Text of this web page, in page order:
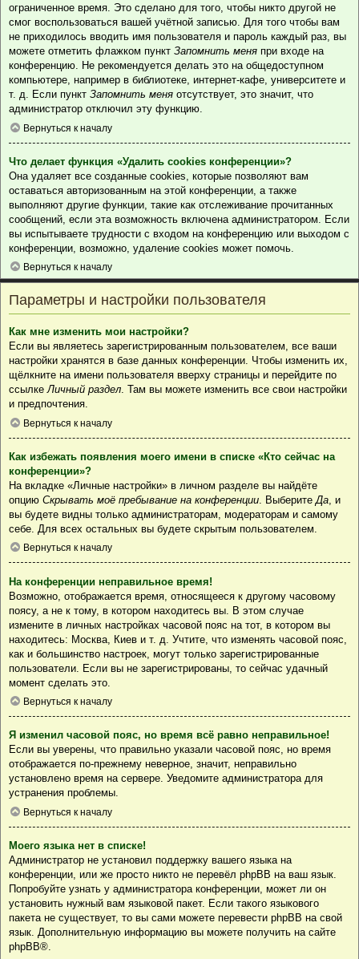
ограниченное время. Это сделано для того, чтобы никто другой не
смог воспользоваться вашей учётной записью. Для того чтобы вам
не приходилось вводить имя пользователя и пароль каждый раз, вы
можете отметить флажком пункт Запомнить меня при входе на
конференцию. Не рекомендуется делать это на общедоступном
компьютере, например в библиотеке, интернет-кафе, университете и
т. д. Если пункт Запомнить меня отсутствует, это значит, что
администратор отключил эту функцию.
Вернуться к началу
Что делает функция «Удалить cookies конференции»?
Она удаляет все созданные cookies, которые позволяют вам
оставаться авторизованным на этой конференции, а также
выполняют другие функции, такие как отслеживание прочитанных
сообщений, если эта возможность включена администратором. Если
вы испытываете трудности с входом на конференцию или выходом с
конференции, возможно, удаление cookies может помочь.
Вернуться к началу
Параметры и настройки пользователя
Как мне изменить мои настройки?
Если вы являетесь зарегистрированным пользователем, все ваши
настройки хранятся в базе данных конференции. Чтобы изменить их,
щёлкните на имени пользователя вверху страницы и перейдите по
ссылкеЛичный раздел. Там вы можете изменить все свои настройки
и предпочтения.
Вернуться к началу
Как избежать появления моего имени в списке «Кто сейчас на
конференции»?
На вкладке «Личные настройки» в личном разделе вы найдёте
опцию Скрывать моё пребывание на конференции . Выберите Да , и
вы будете видны только администраторам, модераторам и самому
себе. Для всех остальных вы будете скрытым пользователем.
Вернуться к началу
На конференции неправильное время!
Возможно, отображается время, относящееся к другому часовому
поясу, а не к тому, в котором находитесь вы. В этом случае
измените в личных настройках часовой пояс на тот, в котором вы
находитесь: Москва, Киев и т. д. Учтите, что изменять часовой пояс,
как и большинство настроек, могут только зарегистрированные
пользователи. Если вы не зарегистрированы, то сейчас удачный
момент сделать это.
Вернуться к началу
Я изменил часовой пояс, но время всё равно неправильное!
Если вы уверены, что правильно указали часовой пояс, но время
отображается по-прежнему неверное, значит, неправильно
установлено время на сервере. Уведомите администратора для
устранения проблемы.
Вернуться к началу
Моего языка нет в списке!
Администратор не установил поддержку вашего языка на
конференции, или же просто никто не перевёл phpBB на ваш язык.
Попробуйте узнать у администратора конференции, может ли он
установить нужный вам языковой пакет. Если такого языкового
пакета не существует, то вы сами можете перевести phpBB на свой
язык. Дополнительную информацию вы можете получить на сайте
phpBB®.